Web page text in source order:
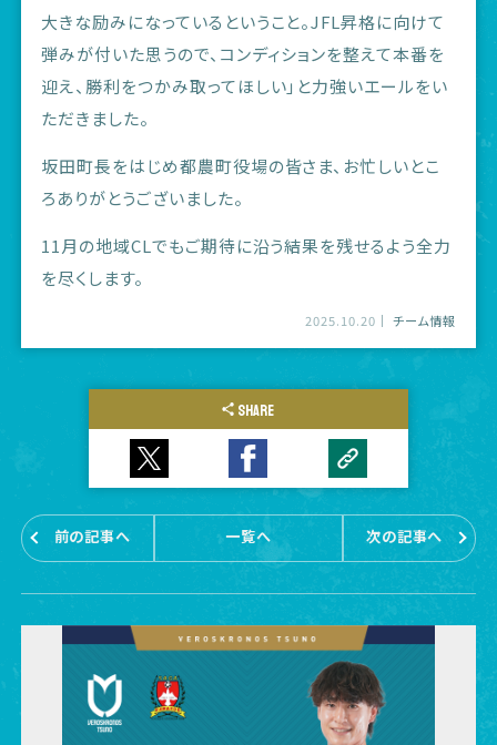
大きな励みになっているということ。JFL昇格に向けて
弾みが付いた思うので、コンディションを整えて本番を
迎え、勝利をつかみ取ってほしい」と力強いエールをい
ただきました。
坂田町長をはじめ都農町役場の皆さま、お忙しいとこ
ろありがとうございました。
11月の地域CLでもご期待に沿う結果を残せるよう全力
を尽くします。
2025.10.20 チーム情報
SHARE
前の記事へ 一覧へ 次の記事へ